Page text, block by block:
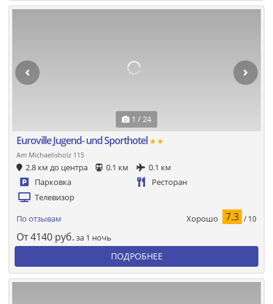
1 / 24
Euroville Jugend- und Sporthotel★★
Am Michaelisholz 115
2.8 км до центра 0.1 км
0.1 км
Парковка
Ресторан
Телевизор
По отзывам Хорошо 7.3 / 10
От4140 руб. за 1 ночь
ПОДРОБНЕЕ